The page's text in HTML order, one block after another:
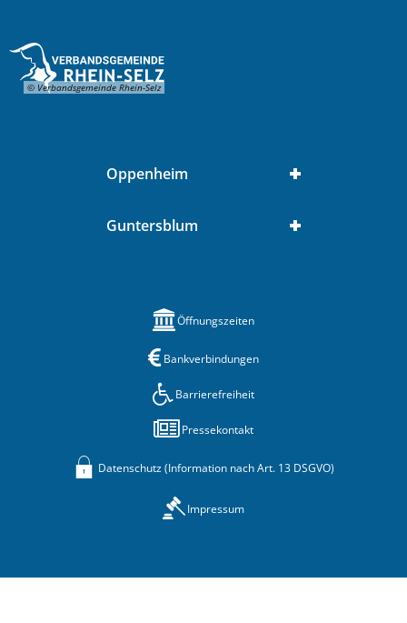
© Verbandsgemeinde Rhein-Selz
Oppenheim
Guntersblum
Öffnungszeiten
Bankverbindungen
Barrierefreiheit
Pressekontakt
Datenschutz (Information nach Art. 13 DSGVO)
Impressum